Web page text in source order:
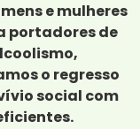
e mulheres
portadores de
o regresso
social com